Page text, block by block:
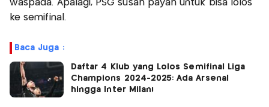
waspada. Apalagi, PSG susah payah untuk bisa lolos
ke semifinal.
Baca Juga :
Daftar 4 Klub yang Lolos Semifinal Liga
Champions 2024-2025: Ada Arsenal
hingga Inter Milan!